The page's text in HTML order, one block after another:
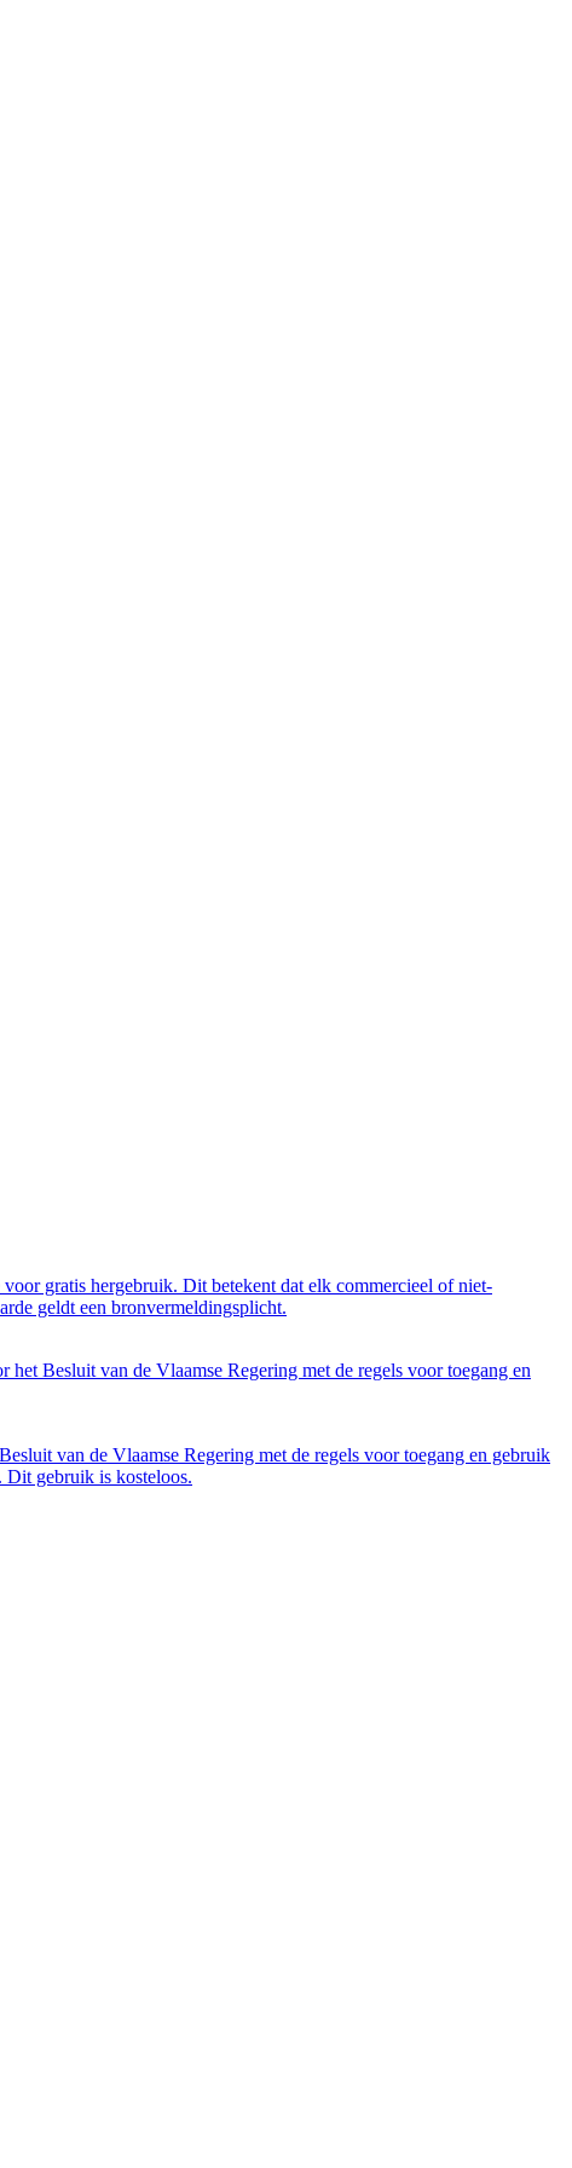
gratis hergebruik. Dit betekent dat elk commercieel of niet-
geldt een bronvermeldingsplicht.
Besluit van de Vlaamse Regering met de regels voor toegang en
van de Vlaamse Regering met de regels voor toegang en gebruik
Dit gebruik is kosteloos.